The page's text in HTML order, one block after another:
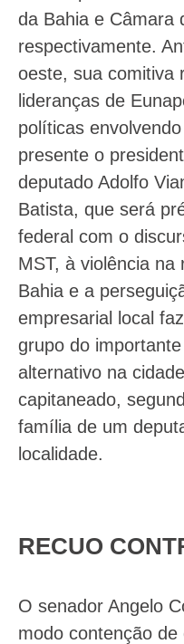
da Bahia e Câmara
respectivamente.
oeste, sua comitiva
lideranças de
políticas
presente o
deputado Adolfo
Batista, que será
federal com o
MST, à violência
Bahia e a
empresarial local
grupo do
alternativo na
capitaneado,
família de um
localidade.
RECUO
O senador Angelo
modo contenção